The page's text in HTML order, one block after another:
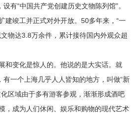
有“中国共产党创建历史文物陈列馆”。
建竣工并正式对外开放。50多年来，“一
物达3.8万余件，累计接待国内外观众超
变化是惊人的。他说的是大实话。就
有一个上海几乎人人皆知的地方，叫做“新
区域由于多有游客参观，渐渐形成酒吧
，成为人们休闲、娱乐和购物的现代艺术